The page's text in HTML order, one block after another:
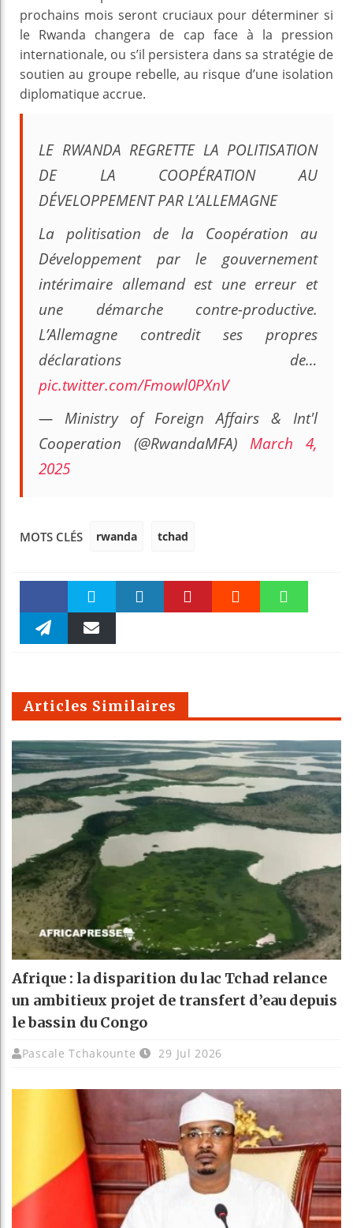
prochains mois seront cruciaux pour déterminer si
le Rwanda changera de cap face à la pression
internationale, ou s’il persistera dans sa stratégie de
soutien au groupe rebelle, au risque d’une isolation
diplomatique accrue.
LE RWANDA REGRETTE LA POLITISATION
DE LA COOPÉRATION AU
DÉVELOPPEMENT PAR L’ALLEMAGNE
La politisation de la Coopération au
Développement par le gouvernement
intérimaire allemand est une erreur et
une démarche contre-productive.
L’Allemagne contredit ses propres
déclarations de…
pic.twitter.com/Fmowl0PXnV
— Ministry of Foreign Affairs & Int'l
Cooperation (@RwandaMFA) March 4,
2025
MOTS CLÉS rwanda tchad
Faceboo Twitter
m
Articles Similaires
Afrique : la disparition du lac Tchad relance
un ambitieux projet de transfert d’eau depuis
le bassin du Congo
Pascale Tchakounte 29 Jul 2026